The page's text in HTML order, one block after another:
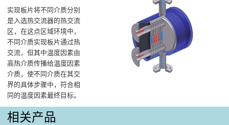
实现板片将不同介质分别
是入选热交流器的热交流
区，在这点区域环境中，
不同介质实现板片通过热
交流，但其中温度因素由
高热介质传播给温度因素
介质，使不同介质在其交
界的具体步骤中，符合相
同的温度因素最终目标。
相关产品